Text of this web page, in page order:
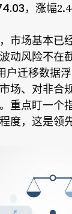
，涨幅
市场基本已
动风险不在
迁移数据
场、对非合
重点盯一个
度，这是领